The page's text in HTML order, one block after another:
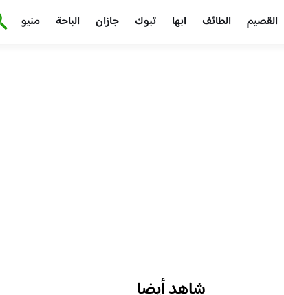
القصيم الطائف ابها تبوك جازان الباحة منيو